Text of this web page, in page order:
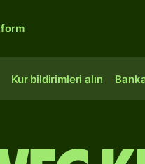
Kur bildirimleri alın